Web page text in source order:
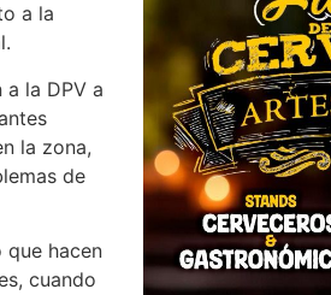
a la
la DPV a
la zona,
de
que hacen
cuando